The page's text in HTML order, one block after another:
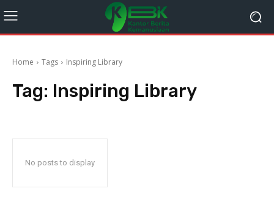
Home Tags Inspiring Library
Tag: Inspiring Library
No posts to display